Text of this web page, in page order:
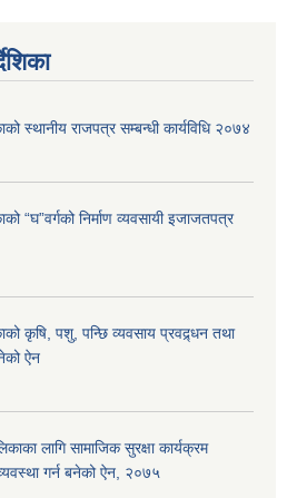
स्थानीय राजपत्र सम्बन्धी कार्यविधि २०७४
“घ”वर्गको निर्माण व्यवसायी इजाजतपत्र
कृषि, पशु, पन्छि व्यवसाय प्रवद्र्धन तथा
ऐन
लागि सामाजिक सुरक्षा कार्यक्रम
गर्न बनेको ऐन, २०७५